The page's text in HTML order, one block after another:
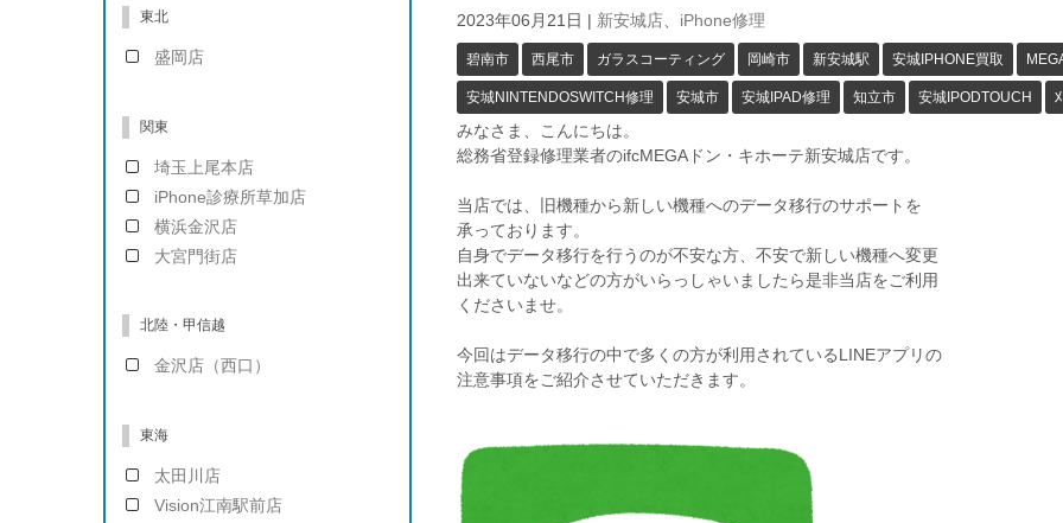
2023年06月21日 新安城店、 iPhone修理
碧南市 西尾市 ガラスコーティング 岡崎市 新安城駅 安城IPHONE買取
安城NINTENDOSWITCH修理 安城市 安城IPAD修理 知立市 安城IPODTOUCH
みなさま、こんにちは。
総務省登録修理業者のifcMEGAドン・キホーテ新安城店です。
当店では、旧機種から新しい機種へのデータ移行のサポートを
承っております。
自身でデータ移行を行うのが不安な方、不安で新しい機種へ変更
出来ていないなどの方がいらっしゃいましたら是非当店をご利用
くださいませ。
今回はデータ移行の中で多くの方が利用されているLINEアプリの
注意事項をご紹介させていただきます。
東北
盛岡店
関東
埼玉上尾本店
iPhone診療所草加店
横浜金沢店
大宮門街店
北陸・甲信越
金沢店（西口）
東海
太田川店
Vision江南駅前店